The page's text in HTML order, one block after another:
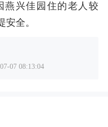
燕兴佳园住的老人较
全。
07 08:13:04